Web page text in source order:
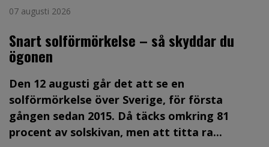
07 augusti 2026
Snart solförmörkelse – så skyddar du
ögonen
Den 12 augusti går det att se en
solförmörkelse över Sverige, för första
gången sedan 2015. Då täcks omkring 81
procent av solskivan, men att titta ra...